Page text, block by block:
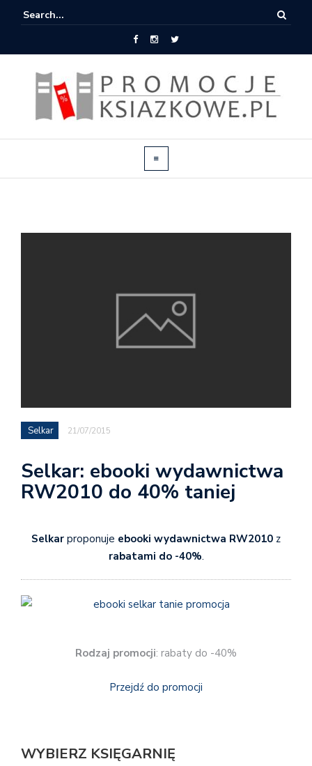
Selkar 21/07/2015
Selkar: ebooki wydawnictwa
RW2010 do 40% taniej
Selkar proponuje ebooki wydawnictwa RW2010 z
rabatami do -40%.
Rodzaj promocji: rabaty do -40%
Przejdź do promocji
WYBIERZ KSIĘGARNIĘ